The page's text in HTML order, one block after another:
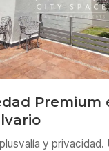
Premium
y privacidad.